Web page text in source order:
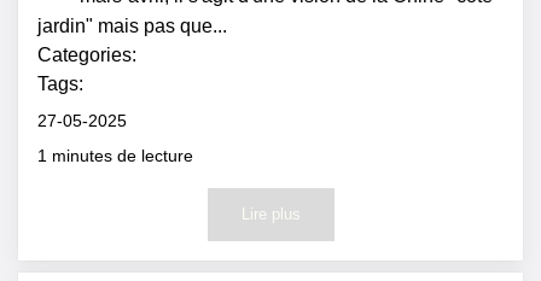
jardin" mais pas que...
Categories:
Tags:
27-05-2025
1 minutes de lecture
Lire plus